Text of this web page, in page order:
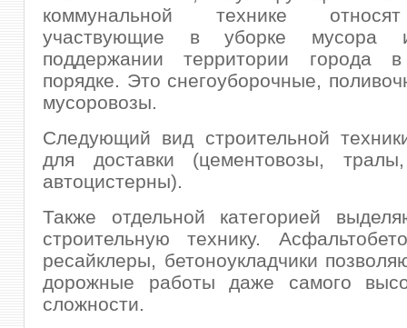
коммунальной технике
участвующие в уборке
поддержании территории города
порядке. Это снегоуборочные,
мусоровозы.
Следующий вид строительной
для доставки (цементовозы,
автоцистерны).
Также отдельной категорией
строительную технику.
ресайклеры, бетоноукладчики
дорожные работы даже самого
сложности.